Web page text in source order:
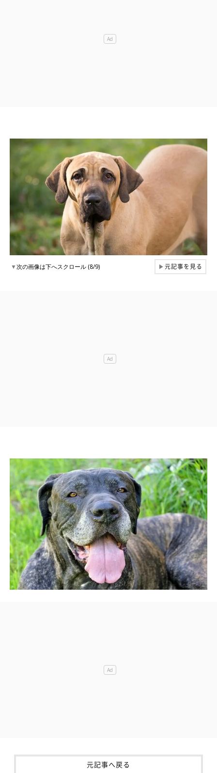
▼次の画像は下へスクロール (8/9) ▶元記事を見る
元記事へ戻る